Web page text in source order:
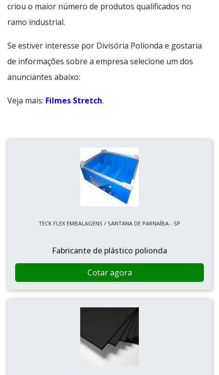
criou o maior número de produtos qualificados no
ramo industrial.
Se estiver interesse por Divisória Polionda e gostaria
de informações sobre a empresa selecione um dos
anunciantes abaixo:
Veja mais: Filmes Stretch.
TECK FLEX EMBALAGENS / SANTANA DE PARNAÍBA - SP
Fabricante de plástico polionda
Cotar agora